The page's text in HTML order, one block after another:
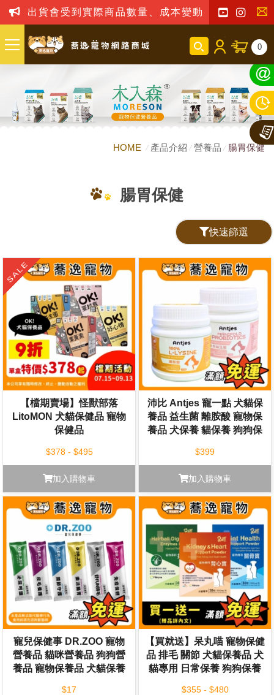
出貨會受到實際商品數量、成本變動之影響，我司保
聯
我
們
0
HOME 產品介紹 營養品 腸胃保健
腸胃保健
快速篩選
【檔期賣場】怪獸部落
LitoMON 犬貓保健品 寵物
保健品
$378 - $495
加入購物車
沛比 Antjes 寵一點 犬貓保
養品 益生菌 離胺酸 寵物保
養品 犬保養 貓保養 狗狗保
$399
加入購物車
寵兒保健事 DR.ZOO 寵物
營養品 貓咪營養品 狗狗營
養品 寵物保養品 犬貓保養
$17
【買就送】呆丸喵 寵物保健
品 排毛 關節 犬貓保養品 犬
貓專用 日常保養 狗狗保養
$355 - $480